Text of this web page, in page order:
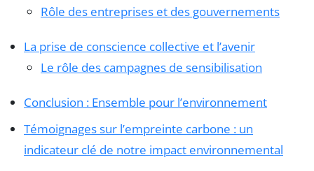
Rôle des entreprises et des gouvernements
La prise de conscience collective et l’avenir
Le rôle des campagnes de sensibilisation
Conclusion : Ensemble pour l’environnement
Témoignages sur l’empreinte carbone : un
indicateur clé de notre impact environnemental